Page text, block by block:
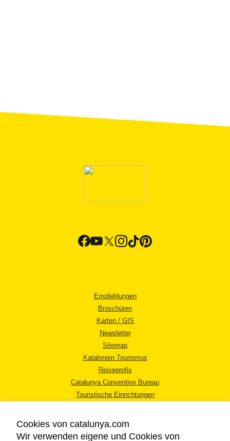
Empfehlungen
Broschüren
Karten / GIS
Newsletter
Sitemap
Katalonien Tourismus
Reiseprofis
Catalunya Convention Bureau
Touristische Einrichtungen
Cookies von catalunya.com
Wir verwenden eigene und Cookies von